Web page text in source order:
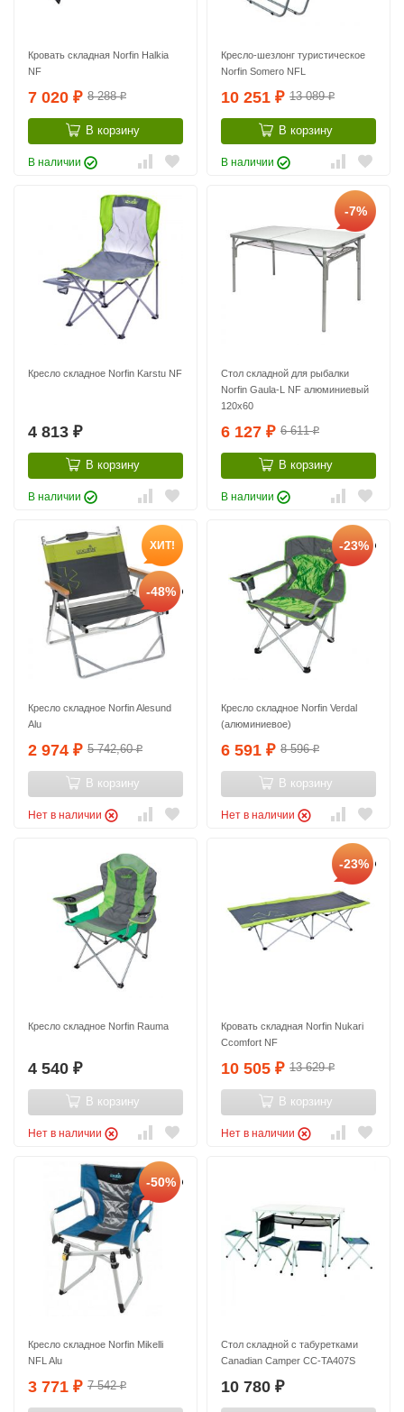
Кровать складная Norfin Halkia
NF
7 020 ₽ 8 288₽
В корзину
В наличии
Кресло-шезлонг туристическое
Norfin Somero NFL
10 251 ₽ 13 089₽
В корзину
В наличии
Кресло складное Norfin Karstu NF
4 813 ₽
В корзину
В наличии
-7%
Стол складной для рыбалки
Norfin Gaula-L NF алюминиевый
120x60
6 127 ₽ 6 611₽
В корзину
В наличии
ХИТ!
-48%
Кресло складное Norfin Alesund
Alu
2 974 ₽ 5 742,60₽
В корзину
Нет в наличии
-23%
Кресло складное Norfin Verdal
(алюминиевое)
6 591 ₽ 8 596₽
В корзину
Нет в наличии
Кресло складное Norfin Rauma
4 540 ₽
В корзину
Нет в наличии
-23%
Кровать складная Norfin Nukari
Ccomfort NF
10 505 ₽ 13 629₽
В корзину
Нет в наличии
-50%
Кресло складное Norfin Mikelli
NFL Alu
3 771 ₽ 7 542₽
Стол складной с табуретками
Canadian Camper CC-TA407S
10 780 ₽